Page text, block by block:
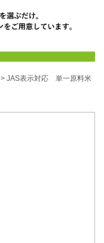
> JAS表示対応 単一原料米